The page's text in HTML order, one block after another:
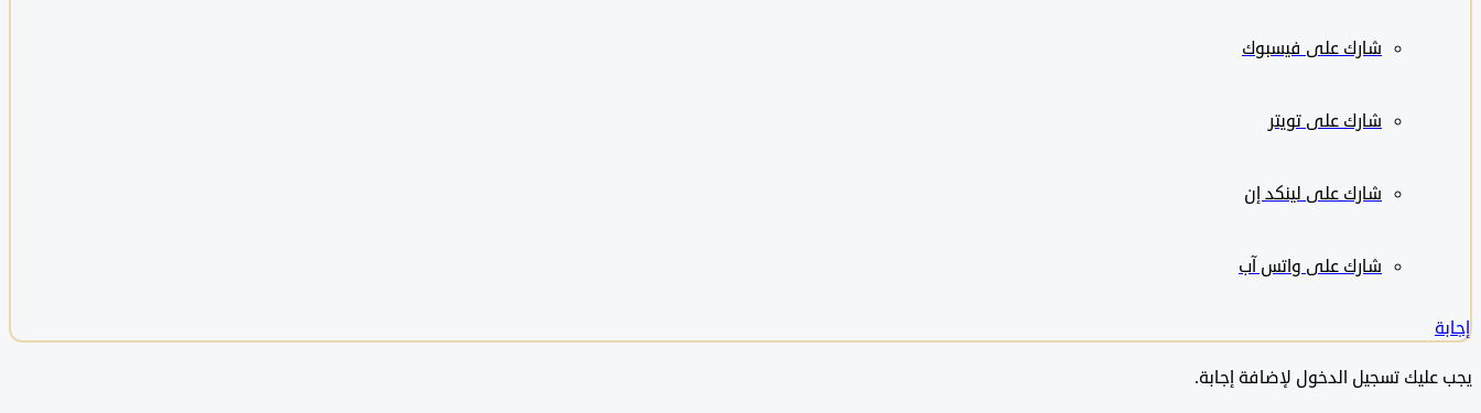
شارك على فيسبوك
شارك على تويتر
شارك على لينكد إن
شارك على واتس آب
إجابة
يجب عليك تسجيل الدخول لإضافة إجابة.